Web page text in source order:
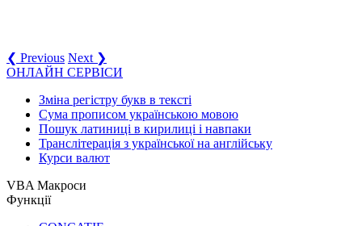
❮ Previous Next ❯
ОНЛАЙН СЕРВІСИ
Зміна регістру букв в тексті
Сума прописом українською мовою
Пошук латиниці в кирилиці і навпаки
Транслітерація з української на англійську
Курси валют
VBA Макроси
Функції